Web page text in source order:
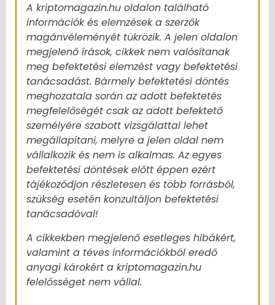
A kriptomagazin.hu oldalon található
információk és elemzések a szerzők
magánvéleményét tükrözik. A jelen oldalon
megjelenő írások, cikkek nem valósítanak
meg befektetési elemzést vagy befektetési
tanácsadást. Bármely befektetési döntés
meghozatala során az adott befektetés
megfelelőségét csak az adott befektető
személyére szabott vizsgálattal lehet
megállapítani, melyre a jelen oldal nem
vállalkozik és nem is alkalmas. Az egyes
befektetési döntések előtt éppen ezért
tájékozódjon részletesen és több forrásból,
szükség esetén konzultáljon befektetési
tanácsadóval!
A cikkekben megjelenő esetleges hibákért,
valamint a téves információkból eredő
anyagi károkért a kriptomagazin.hu
felelősséget nem vállal.